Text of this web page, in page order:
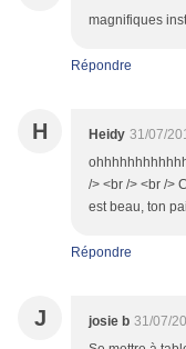
magnifiques
Répondre
H Heidy 31/07/
/> <br /> <br />
est beau, ton
Répondre
J josie b 31/07/